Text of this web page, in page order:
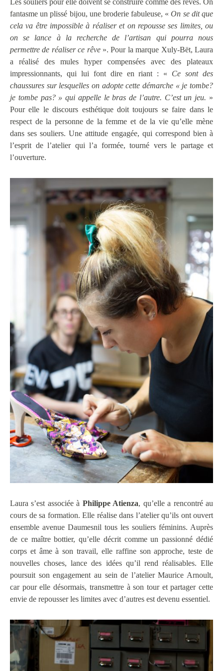
fantasme un plissé bijou, une broderie fabuleuse, «On se dit que
cela va être impossible à réaliser et on repousse ses limites, ou
on se lance à la recherche de l’artisan qui pourra nous
permettre de réaliser ce rêve ». Pour la marque Xuly-Bët, Laura
a réalisé des mules hyper compensées avec des plateaux
impressionnants, qui lui font dire en riant : « Ce sont des
chaussures sur lesquelles on adopte cette démarche « je tombe?
je tombe pas? » qui appelle le bras de l’autre. C’est un jeu. »
Pour elle le discours esthétique doit toujours se faire dans le
respect de la personne de la femme et de la vie qu’elle mène
dans ses souliers. Une attitude engagée, qui correspond bien à
l’esprit de l’atelier qui l’a formée, tourné vers le partage et
l’ouverture.
Laura s’est associée à Philippe Atienza, qu’elle a rencontré au
cours de sa formation. Elle réalise dans l’atelier qu’ils ont ouvert
ensemble avenue Daumesnil tous les souliers féminins. Auprès
de ce maître bottier, qu’elle décrit comme un passionné dédié
corps et âme à son travail, elle raffine son approche, teste de
nouvelles choses, lance des idées qu’il rend réalisables. Elle
poursuit son engagement au sein de l’atelier Maurice Arnoult,
car pour elle désormais, transmettre à son tour et partager cette
envie de repousser les limites avec d’autres est devenu essentiel.